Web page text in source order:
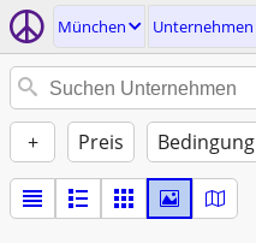
München Unternehmen
+ Preis Bedingung